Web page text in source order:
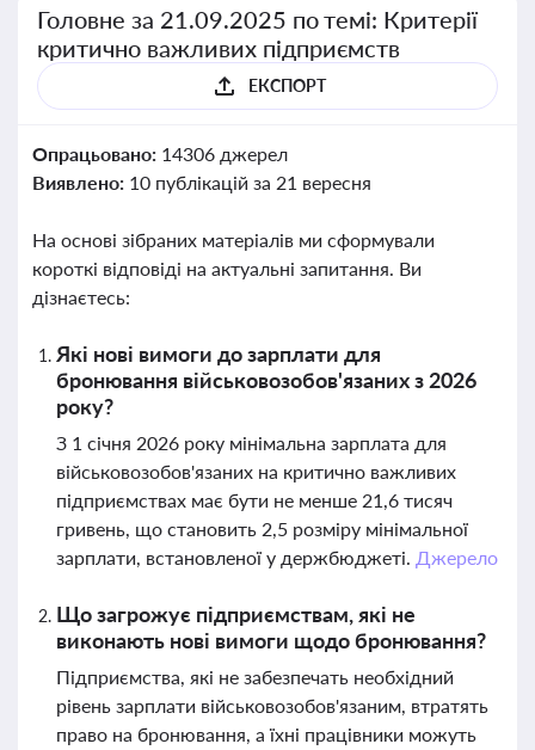
Головне за 21.09.2025 по темі: Критерії
критично важливих підприємств
ЕКСПОРТ
Опрацьовано: 14306 джерел
Виявлено: 10 публікацій за 21 вересня
На основі зібраних матеріалів ми сформували
короткі відповіді на актуальні запитання. Ви
дізнаєтесь:
Які нові вимоги до зарплати для
бронювання військовозобов'язаних з 2026
року?
З 1 січня 2026 року мінімальна зарплата для
військовозобов'язаних на критично важливих
підприємствах має бути не менше 21,6 тисяч
гривень, що становить 2,5 розміру мінімальної
зарплати, встановленої у держбюджеті. Джерело
Що загрожує підприємствам, які не
виконають нові вимоги щодо бронювання?
Підприємства, які не забезпечать необхідний
рівень зарплати військовозобов'язаним, втратять
право на бронювання, а їхні працівники можуть